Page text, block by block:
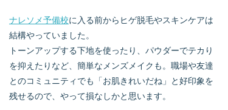
ナレソメ予備校に入る前からヒゲ脱毛やスキンケアは
結構やっていました。
トーンアップする下地を使ったり、パウダーでテカり
を抑えたりなど、簡単なメンズメイクも。職場や友達
とのコミュニティでも「お肌きれいだね」と好印象を
残せるので、やって損なしかと思います。